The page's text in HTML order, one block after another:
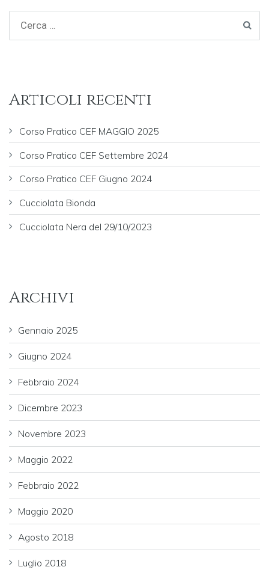
Articoli recenti
Corso Pratico CEF MAGGIO 2025
Corso Pratico CEF Settembre 2024
Corso Pratico CEF Giugno 2024
Cucciolata Bionda
Cucciolata Nera del 29/10/2023
Archivi
Gennaio 2025
Giugno 2024
Febbraio 2024
Dicembre 2023
Novembre 2023
Maggio 2022
Febbraio 2022
Maggio 2020
Agosto 2018
Luglio 2018